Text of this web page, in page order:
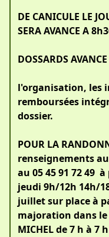
DE CANICULE LE
SERA AVANCE A
ET LA
DOSSARDS
En cas
l'organisation, les
remboursées
dossier.
POUR LA
renseignements
au 05 45 91 72 49
jeudi 9h/12h 14h/
juillet sur place à
majoration dans le
MICHEL de 7 h à 7